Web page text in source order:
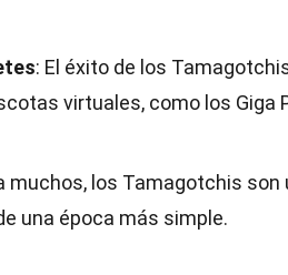
: El éxito de los
virtuales, como los Giga
muchos, los Tamagotchis
una época más simple.